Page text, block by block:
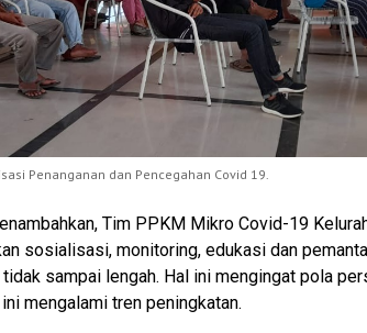
Penanganan dan Pencegahan Covid 19.
Tim PPKM Mikro Covid-19
sosialisasi, monitoring, edukasi dan
sampai lengah. Hal ini mengingat pola
mengalami tren peningkatan.